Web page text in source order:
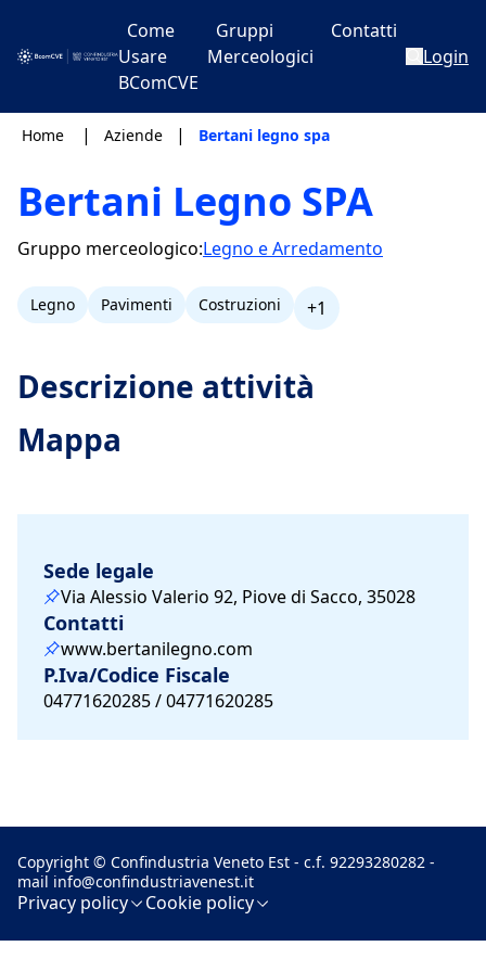
Come
Usare
BComCVE
Gruppi
Merceologici
Contatti
Login
Home | Aziende | Bertani legno spa
Bertani Legno SPA
Gruppo merceologico:Legno e Arredamento
Legno Pavimenti Costruzioni +1
Descrizione attività
Mappa
Sede legale
Via Alessio Valerio 92, Piove di Sacco, 35028
Contatti
www.bertanilegno.com
P.Iva/Codice Fiscale
04771620285 / 04771620285
Copyright © Confindustria Veneto Est - c.f. 92293280282 -
mail info@confindustriavenest.it
Privacy policy Cookie policy